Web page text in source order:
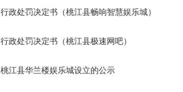
行政处罚决定书（桃江县畅响智慧娱乐城）
行政处罚决定书（桃江县极速网吧）
桃江县华兰楼娱乐城设立的公示